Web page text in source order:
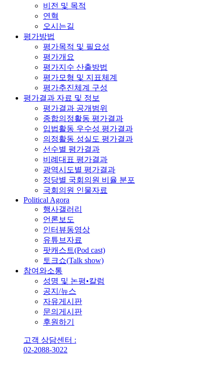
비전 및 목적
연혁
오시는길
평가방법
평가목적 및 필요성
평가개요
평가지수 산출방법
평가모형 및 지표체계
평가추진체계 구성
평가결과 자료 및 정보
평가결과 공개범위
종합의정활동 평가결과
입법활동 우수성 평가결과
의정활동 성실도 평가결과
선수별 평가결과
비례대표 평가결과
광역시도별 평가결과
정당별 국회의원 비율 분포
국회의원 인물자료
Political Agora
행사갤러리
언론보도
인터뷰동영상
유튜브자료
팟캐스트(Pod cast)
토크쇼(Talk show)
참여와소통
성명 및 논평•칼럼
공지/뉴스
자유게시판
문의게시판
후원하기
고객 상담센터 :
02-2088-3022